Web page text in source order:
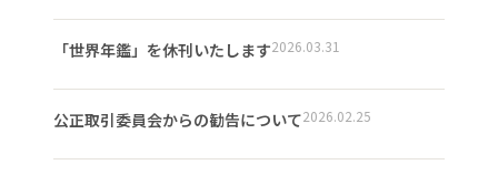
「世界年鑑」を休刊いたします2026.03.31
公正取引委員会からの勧告について2026.02.25